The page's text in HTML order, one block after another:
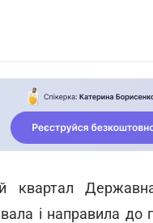
квартал
і направила до